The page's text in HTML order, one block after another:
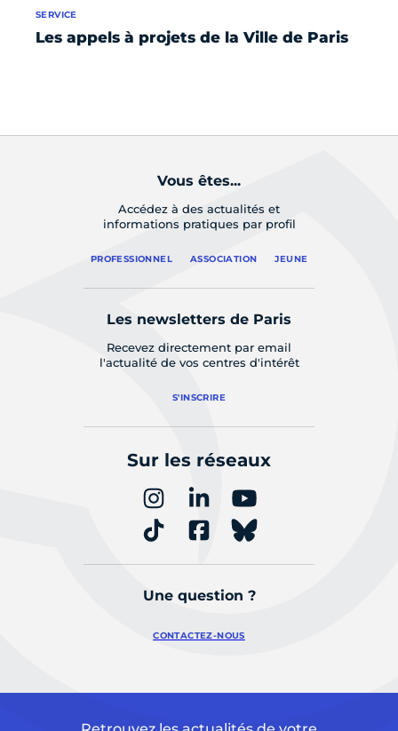
Les appels à projets de la Ville de Paris
SERVICE
Vous êtes...
Accédez à des actualités et
informations pratiques par profil
PROFESSIONNEL ASSOCIATION JEUNE
Les newsletters de Paris
Recevez directement par email
l'actualité de vos centres d'intérêt
S'INSCRIRE
Sur les réseaux
Une question ?
CONTACTEZ-NOUS